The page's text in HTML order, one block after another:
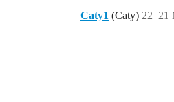
Caty1 (Caty) 21
22